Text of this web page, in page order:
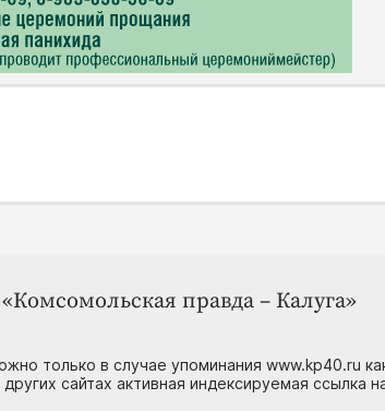
правда – Калуга»
только в случае упоминания www.kp40.ru
сайтах активная индексируемая ссылка